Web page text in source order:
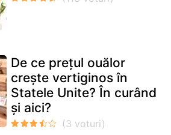
De ce prețul ouălor
crește vertiginos în
Statele Unite? În curând
și aici?